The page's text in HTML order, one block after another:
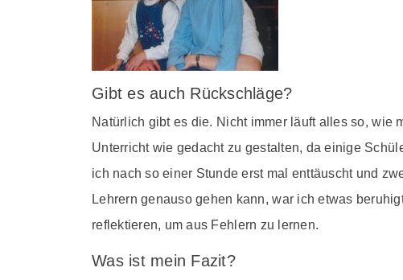
Gibt es auch Rückschläge?
Natürlich gibt es die. Nicht immer läuft alles so, wie
Unterricht wie gedacht zu gestalten, da einige
ich nach so einer Stunde erst mal enttäuscht und
Lehrern genauso gehen kann, war ich etwas
reflektieren, um aus Fehlern zu lernen.
Was ist mein Fazit?